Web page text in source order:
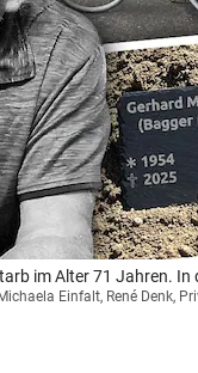
im Alter 71 Jahren.
Einfalt, René Denk,